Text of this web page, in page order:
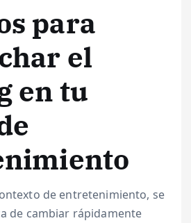
para
el
en tu
de entretenimiento, se
de cambiar rápidamente